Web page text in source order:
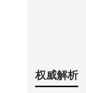
权威解析